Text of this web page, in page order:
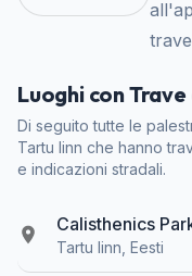
Luoghi con
Di seguito tutte le
Tartu linn che hanno
e indicazioni stradali.
Calisthenics
Tartu linn, Eesti